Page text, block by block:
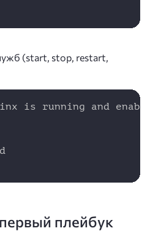
(start, stop, restart,
is running and
плейбук